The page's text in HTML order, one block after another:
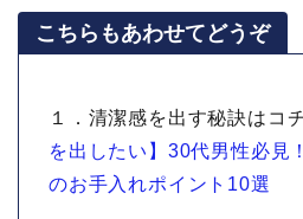
こちらもあわせてどうぞ
１．清潔感を出す秘訣はコ
を出したい】30代男性必見
のお手入れポイント10選